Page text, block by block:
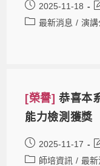
2025-11-18
最新消息 / 演講
[榮譽]恭喜本
能力檢測獲獎
2025-11-17
師培資訊 / 最新